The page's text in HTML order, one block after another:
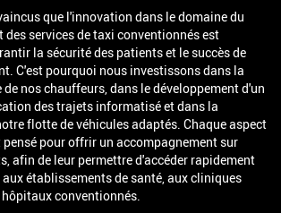
que l'innovation dans le domaine du
services de taxi conventionnés est
la sécurité des patients et le succès de
C'est pourquoi nous investissons dans la
nos chauffeurs, dans le développement d'un
des trajets informatisé et dans la
flotte de véhicules adaptés. Chaque aspect
pensé pour offrir un accompagnement sur
afin de leur permettre d'accéder rapidement
établissements de santé, aux cliniques
conventionnés.